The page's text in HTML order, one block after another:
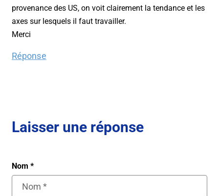
provenance des US, on voit clairement la tendance et les
axes sur lesquels il faut travailler.
Merci
Réponse
Laisser une réponse
Nom *